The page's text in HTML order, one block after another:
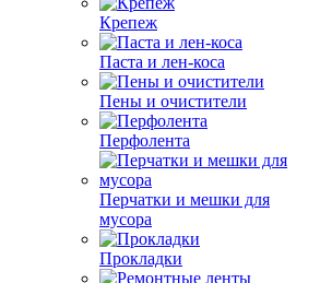
Крепеж
Паста и лен-коса
Пены и очистители
Перфолента
Перчатки и мешки для
мусора
Прокладки